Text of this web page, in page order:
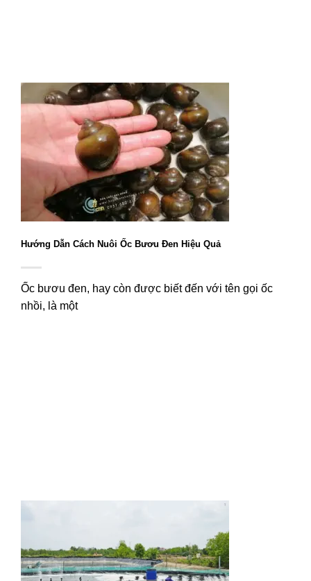
Hướng Dẫn Cách Nuôi Ốc Bươu Đen Hiệu Quả
Ốc bươu đen, hay còn được biết đến với tên gọi ốc
nhồi, là một